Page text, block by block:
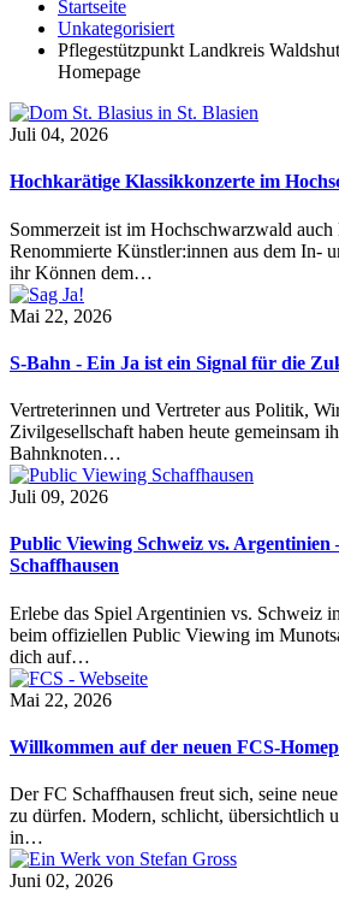
Startseite
Unkategorisiert
Pflegestützpunkt Landkreis
Homepage
Juli 04, 2026
Hochkarätige Klassikkonzerte im
Sommerzeit ist im Hochschwarzwald
Renommierte Künstler:innen aus dem In-
ihr Können dem…
Mai 22, 2026
S-Bahn - Ein Ja ist ein Signal für die
Vertreterinnen und Vertreter aus Politik,
Zivilgesellschaft haben heute gemeinsam
Bahnknoten…
Juli 09, 2026
Public Viewing Schweiz vs. Argentinien
Schaffhausen
Erlebe das Spiel Argentinien vs. Schweiz
beim offiziellen Public Viewing im
dich auf…
Mai 22, 2026
Willkommen auf der neuen FCS-
Der FC Schaffhausen freut sich, seine
zu dürfen. Modern, schlicht, übersichtlich
in…
Juni 02, 2026